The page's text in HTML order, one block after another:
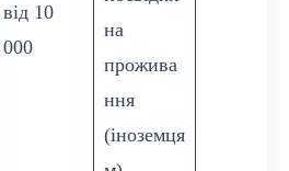
від 10
000
на
прожива
ння
(іноземця